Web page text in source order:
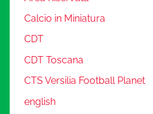
Calcio in Miniatura
CDT
CDT Toscana
CTS Versilia Football Planet
english